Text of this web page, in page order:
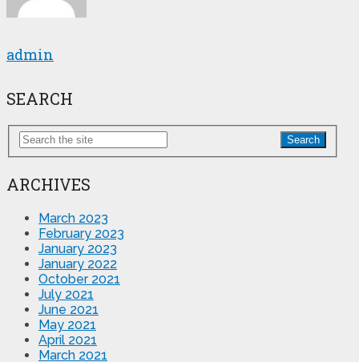
admin
SEARCH
Search
ARCHIVES
March 2023
February 2023
January 2023
January 2022
October 2021
July 2021
June 2021
May 2021
April 2021
March 2021